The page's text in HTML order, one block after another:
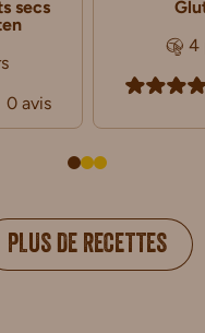
secs
0 avis
4
PLUS DE RECETTES